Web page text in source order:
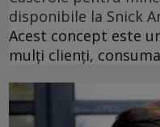
disponibile la Snick
Acest concept este
mulți clienți,